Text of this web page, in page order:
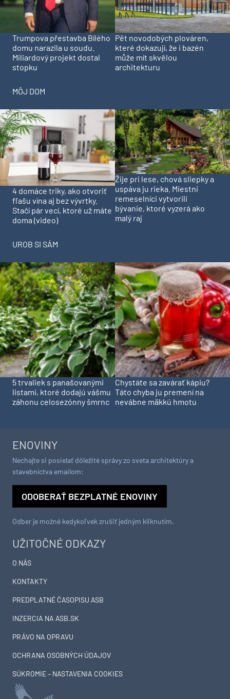
Trumpova přestavba Bílého
domu narazila u soudu.
Miliardový projekt dostal
stopku
Pět novodobých plováren,
které dokazují, že i bazén
může mít skvělou
architekturu
MÔJ DOM
4 domáce triky, ako otvoriť
fľašu vína aj bez vývrtky.
Stačí pár vecí, ktoré už máte
doma (video)
Žije pri lese, chová sliepky a
uspáva ju rieka. Miestni
remeselníci vytvorili
bývanie, ktoré vyzerá ako
malý raj
UROB SI SÁM
5 trvaliek s panašovanými
listami, ktoré dodajú vášmu
záhonu celosezónny šmrnc
Chystáte sa zavárať kápiu?
Táto chyba ju premení na
nevábne mäkkú hmotu
UŽITOČNÉ ODKAZY
O NÁS
KONTAKTY
PREDPLATNÉ ČASOPISU ASB
INZERCIA NA ASB.SK
PRÁVO NA OPRAVU
OCHRANA OSOBNÝCH ÚDAJOV
SÚKROMIE – NASTAVENIA COOKIES
ENOVINY
Nechajte si posielať dôležité správy zo sveta architektúry a
stavebníctva emailom:
ODOBERAŤ BEZPLATNÉ ENOVINY
Odber je možné kedykoľvek zrušiť jedným kliknutím.